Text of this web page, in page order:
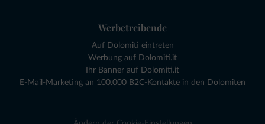
Werbetreibende
Auf Dolomiti eintreten
Werbung auf Dolomiti.it
Ihr Banner auf Dolomiti.it
E-Mail-Marketing an 100.000 B2C-Kontakte in den Dolomiten